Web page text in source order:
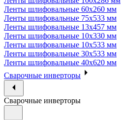
Ленты шлифовальные 60х260 мм
Ленты шлифовальные 75х533 мм
Ленты шлифовальные 13х457 мм
Ленты шлифовальные 10х330 мм
Ленты шлифовальные 10х533 мм
Ленты шлифовальные 30х533 мм
Ленты шлифовальные 40х620 мм
Сварочные инверторы
Сварочные инверторы